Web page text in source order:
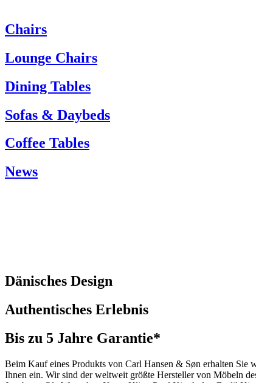
Wenn Sie Hilfe benötigen, wenden Sie sich bitte an den
Tel.: +45 66 12 14 04
info@carlhansen.dk
Chairs
Lounge Chairs
Dining Tables
Sofas & Daybeds
Coffee Tables
News
Dänisches Design
Authentisches Erlebnis
Bis zu 5 Jahre Garantie*
Beim Kauf eines Produkts von Carl Hansen & Søn erhalten Sie
Ihnen ein. Wir sind der weltweit größte Hersteller von Möbeln